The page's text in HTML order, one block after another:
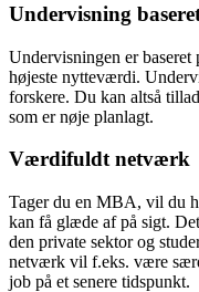
Undervisning
Undervisningen er
højeste nytteværdi.
forskere. Du kan altså
som er nøje planlagt.
Værdifuldt netværk
Tager du en MBA, vil du
kan få glæde af på sigt.
den private sektor og
netværk vil f.eks. være
job på et senere tidspunkt.